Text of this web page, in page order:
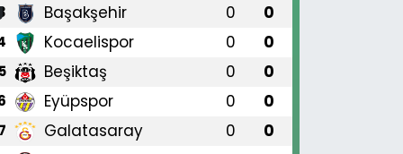
Başakşehir 0 0
Kocaelispor 0 0
Beşiktaş 0 0
Eyüpspor 0 0
Galatasaray 0 0